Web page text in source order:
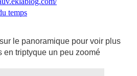
temps
le panoramique pour voir plus
en triptyque un peu zoomé